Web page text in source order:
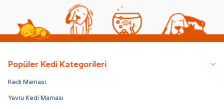
Popüler Kedi Kategorileri
Kedi Maması
Yavru Kedi Maması